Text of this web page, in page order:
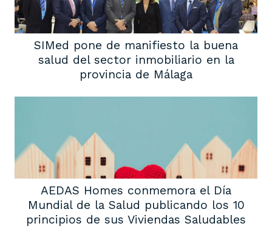
SIMed pone de manifiesto la buena
salud del sector inmobiliario en la
provincia de Málaga
AEDAS Homes conmemora el Día
Mundial de la Salud publicando los 10
principios de sus Viviendas Saludables